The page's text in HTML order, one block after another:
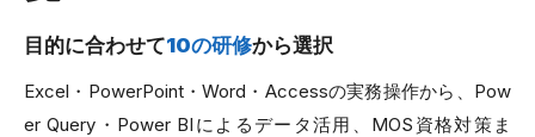
目的に合わせて10の研修から選択
Excel・PowerPoint・Word・Accessの実務操作から、Pow
er Query・Power BIによるデータ活用、MOS資格対策ま